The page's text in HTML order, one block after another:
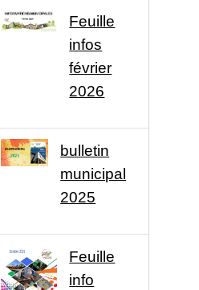
Feuille
infos
février
2026
bulletin
municipal
2025
Feuille
info